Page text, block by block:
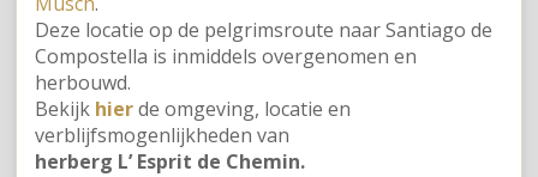
Deze locatie op de pelgrimsroute naar Santiago de
Compostella is inmiddels overgenomen en
herbouwd.
Bekijk hierde omgeving, locatie en
verblijfsmogenlijkheden van
herberg L’ Esprit de Chemin.